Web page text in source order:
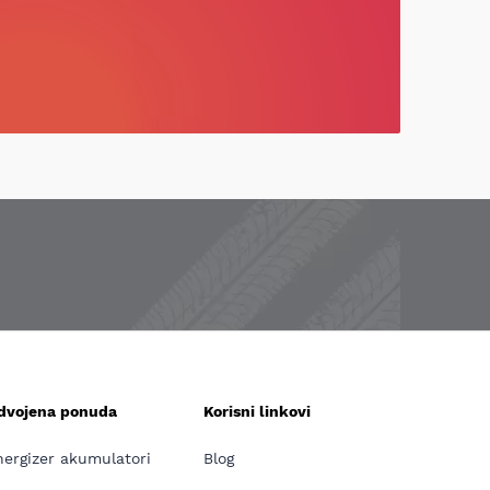
ponuda
akumulatori
Korisni linkovi
Blog